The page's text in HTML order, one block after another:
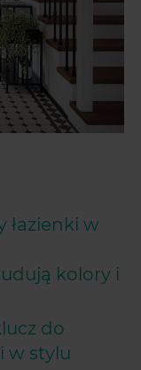
łazienki w
kolory i
do
w stylu